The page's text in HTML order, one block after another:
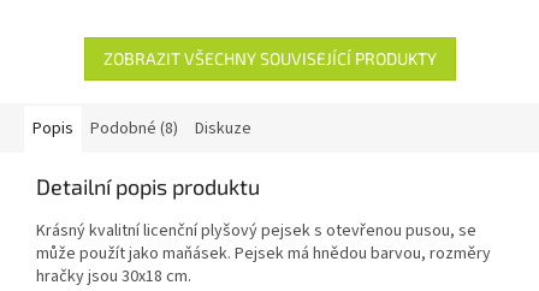
ZOBRAZIT VŠECHNY SOUVISEJÍCÍ PRODUKTY
Popis Podobné (8) Diskuze
Detailní popis produktu
Krásný kvalitní licenční plyšový pejsek s otevřenou pusou, se
může použít jako maňásek. Pejsek má hnědou barvou, rozměry
hračky jsou 30x18 cm.